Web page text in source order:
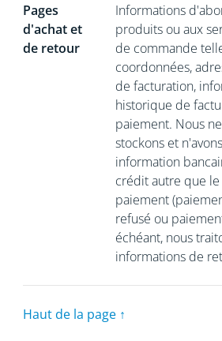
Pages
d'achat et
de retour
Informations
produits ou aux
de commande
coordonnées,
de facturation,
historique de
paiement. Nous
stockons et
information
crédit autre que
paiement
refusé ou
échéant, nous
informations de
Haut de la page ↑